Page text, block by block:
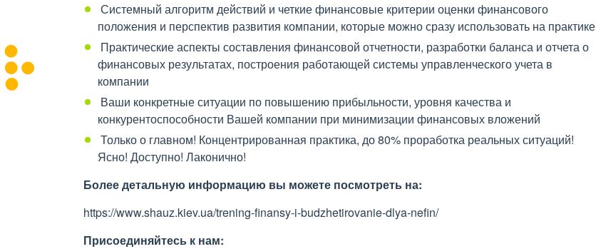
Системный алгоритм действий и четкие финансовые критерии оценки финансового
положения и перспектив развития компании, которые можно сразу использовать на практике
Практические аспекты составления финансовой отчетности, разработки баланса и отчета о
финансовых результатах, построения работающей системы управленческого учета в
компании
Ваши конкретные ситуации по повышению прибыльности, уровня качества и
конкурентоспособности Вашей компании при минимизации финансовых вложений
Только о главном! Концентрированная практика, до 80% проработка реальных ситуаций!
Ясно! Доступно! Лаконично!
Более детальную информацию вы можете посмотреть на:
https://www.shauz.kiev.ua/trening-finansy-i-budzhetirovanie-dlya-nefin/
Присоединяйтесь к нам: